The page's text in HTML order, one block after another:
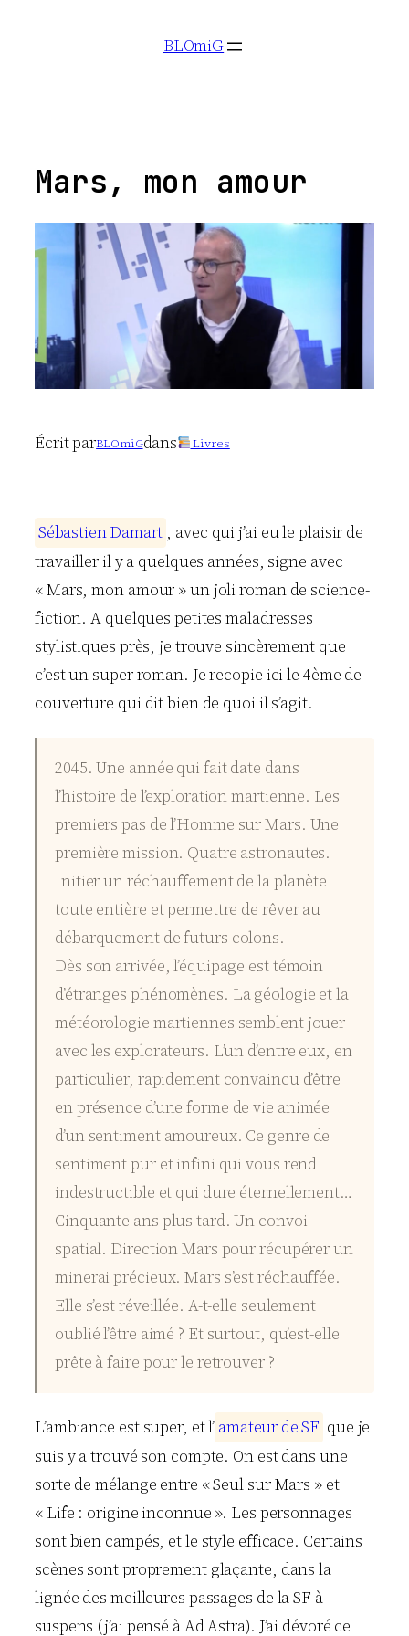
BLOmiG
Mars, mon amour
Écrit parBLOmiGdans Livres
SébastienDamart , avec qui j’ai eu le plaisir de
travailler il y a quelques années, signe avec
« Mars, mon amour » un joli roman de science-
fiction. A quelques petites maladresses
stylistiques près, je trouve sincèrement que
c’est un super roman. Je recopie ici le 4ème de
couverture qui dit bien de quoi il s’agit.
2045. Une année qui fait date dans
l’histoire de l’exploration martienne. Les
premiers pas de l’Homme sur Mars. Une
première mission. Quatre astronautes.
Initier un réchauffement de la planète
toute entière et permettre de rêver au
débarquement de futurs colons.
Dès son arrivée, l’équipage est témoin
d’étranges phénomènes. La géologie et la
météorologie martiennes semblent jouer
avec les explorateurs. L’un d’entre eux, en
particulier, rapidement convaincu d’être
en présence d’une forme de vie animée
d’un sentiment amoureux. Ce genre de
sentiment pur et infini qui vous rend
indestructible et qui dure éternellement…
Cinquante ans plus tard. Un convoi
spatial. Direction Mars pour récupérer un
minerai précieux. Mars s’est réchauffée.
Elle s’est réveillée. A-t-elle seulement
oublié l’être aimé ? Et surtout, qu’est-elle
prête à faire pour le retrouver ?
L’ambiance est super, et l’ amateur deSF que je
suis y a trouvé son compte. On est dans une
sorte de mélange entre « Seul sur Mars » et
« Life : origine inconnue ». Les personnages
sont bien campés, et le style efficace. Certains
scènes sont proprement glaçante, dans la
lignée des meilleures passages de la SF à
suspens (j’ai pensé à Ad Astra). J’ai dévoré ce